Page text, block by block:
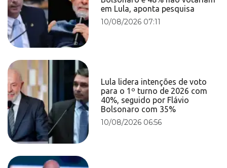
em Lula, aponta pesquisa
10/08/2026 07:11
Lula lidera intenções de voto
para o 1º turno de 2026 com
40%, seguido por Flávio
Bolsonaro com 35%
10/08/2026 06:56